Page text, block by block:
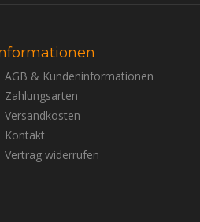
AGB & Kundeninformationen
Zahlungsarten
Versandkosten
Kontakt
Vertrag widerrufen